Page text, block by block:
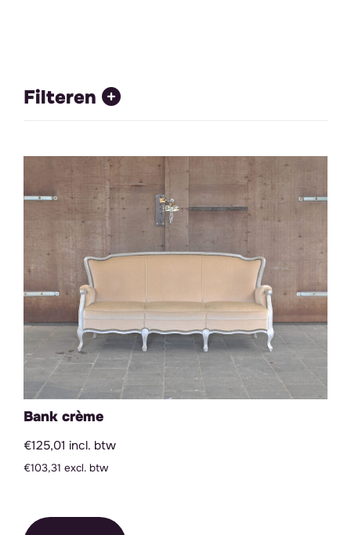
Filteren
Stoelen
Zithoeken
Barkrukken
Banken
Fauteuils
Poefjes & Krukjes
Tafels & bijzettafels
Tafels
Statafels
Bijzettafels
Decoratie
Stylingsitems
Kussens & Dekentjes
Bank crème
€125,01 incl. btw
€103,31 excl. btw